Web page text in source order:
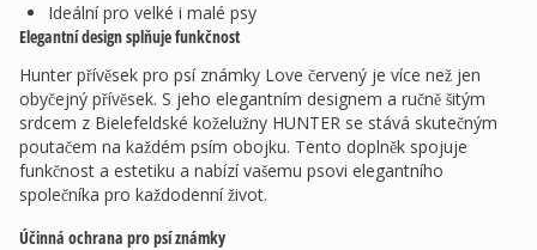
Ideální pro velké i malé psy
Elegantní design splňuje funkčnost
Hunter přívěsek pro psí známky Love červený je více než jen
obyčejný přívěsek. S jeho elegantním designem a ručně šitým
srdcem z Bielefeldské koželužny HUNTER se stává skutečným
poutačem na každém psím obojku. Tento doplněk spojuje
funkčnost a estetiku a nabízí vašemu psovi elegantního
společníka pro každodenní život.
Účinná ochrana pro psí známky